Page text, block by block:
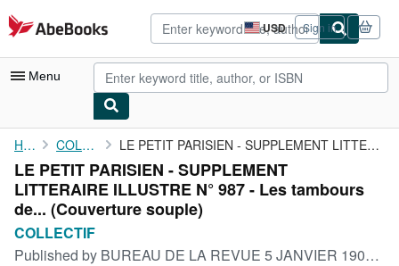
Skip to main content
AbeBooks.com USD
Site
shopping
preferences
Sign in
Menu
My Account
My Purchases
Advanced Search
Browse Collections
Home COLLECTIF LE PETIT PARISIEN - SUPPLEMENT LITTERAIRE ILLUSTRE N° 987 - Les ...
LE PETIT PARISIEN - SUPPLEMENT
LITTERAIRE ILLUSTRE N° 987 - Les tambours
de... (Couverture souple)
COLLECTIF
Published by BUREAU DE LA REVUE 5 JANVIER 1908, 1908